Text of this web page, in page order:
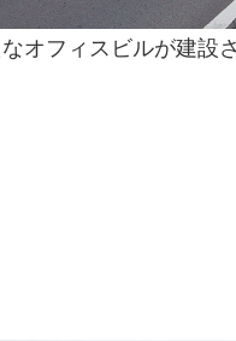
オフィスビルが建設